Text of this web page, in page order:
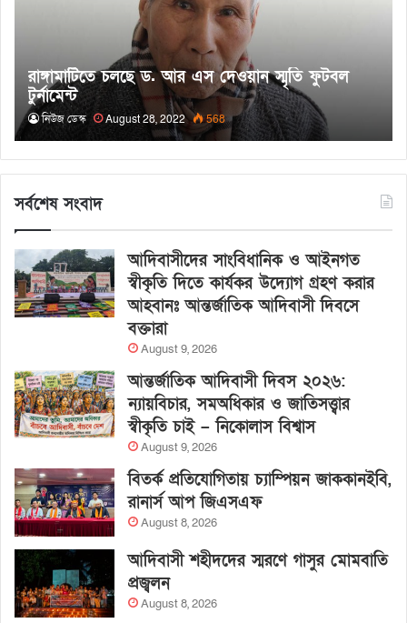
রাঙ্গামাটিতে চলছে ড. আর এস দেওয়ান স্মৃতি ফুটবল
টুর্নামেন্ট
নিউজ ডেস্ক August 28, 2022 568
সর্বশেষ সংবাদ
আদিবাসীদের সাংবিধানিক ও আইনগত
স্বীকৃতি দিতে কার্যকর উদ্যোগ গ্রহণ করার
আহবানঃ আন্তর্জাতিক আদিবাসী দিবসে
বক্তারা
August 9, 2026
আন্তর্জাতিক আদিবাসী দিবস ২০২৬:
ন্যায়বিচার, সমঅধিকার ও জাতিসত্ত্বার
স্বীকৃতি চাই – নিকোলাস বিশ্বাস
August 9, 2026
বিতর্ক প্রতিযোগিতায় চ্যাম্পিয়ন জাককানইবি,
রানার্স আপ জিএসএফ
August 8, 2026
আদিবাসী শহীদদের স্মরণে গাসুর মোমবাতি
প্রজ্বলন
August 8, 2026